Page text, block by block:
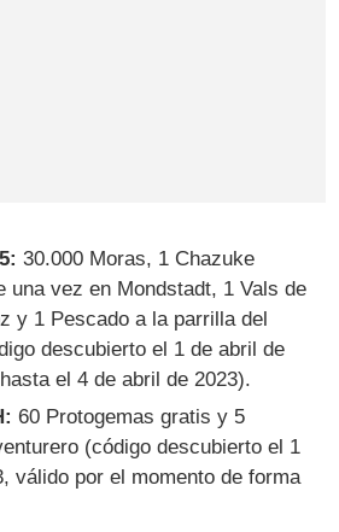
30.000 Moras, 1 Chazuke
una vez en Mondstadt, 1 Vals de
y 1 Pescado a la parrilla del
descubierto el 1 de abril de
el 4 de abril de 2023).
60 Protogemas gratis y 5
(código descubierto el 1
válido por el momento de forma